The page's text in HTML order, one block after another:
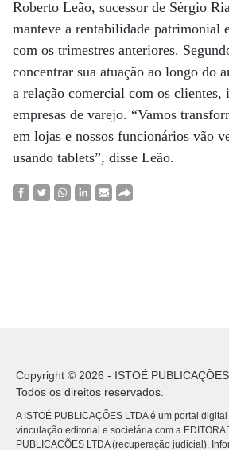
Roberto Leão, sucessor de Sérgio
manteve a rentabilidade patrimonial
com os trimestres anteriores.
concentrar sua atuação ao longo do
a relação comercial com os clientes,
empresas de varejo. “Vamos
em lojas e nossos funcionários vão
usando tablets”, disse Leão.
Copyright © 2026 - ISTOÉ
Todos os direitos reservados.
A ISTOÉ PUBLICAÇÕES LTDA é um portal
vinculação editorial e societária com a EDITORA
PUBLICACÕES LTDA (recuperação judicial).